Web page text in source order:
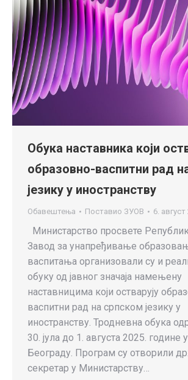
Обука наставника који
образовно-васпитни рад
језику у иностранству
Обавештења Поставио ЗУОВ 6. август
Министарство просвете
Завод за унапређивање
васпитања организовали су и
обуку од јавног значаја намењену
наставницима који остварују
васпитни рад на српском језику у
иностранству. Тродневна обука
30. јула до 1. августа 2025. године
Београду. Програм су отворили
секретар у Министарству…